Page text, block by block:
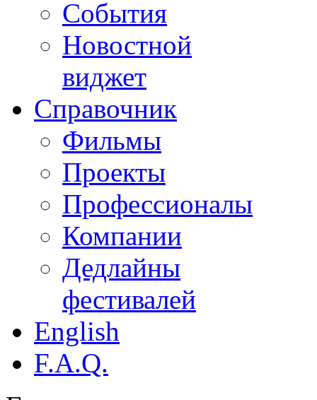
События
Новостной
виджет
Справочник
Фильмы
Проекты
Профессионалы
Компании
Дедлайны
фестивалей
English
F.A.Q.